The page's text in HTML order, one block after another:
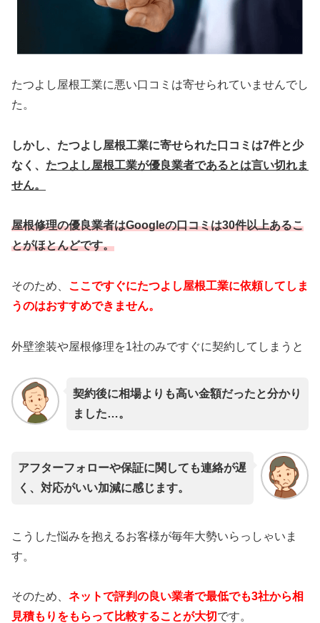
たつよし屋根工業に悪い口コミは寄せられていませんでし
た。
しかし、たつよし屋根工業に寄せられた口コミは7件と少
なく、 たつよし屋根工業が優良業者であるとは言い切れま
せん。
屋根修理の優良業者はGoogleの口コミは30件以上あるこ
とがほとんどです。
そのため、 ここですぐにたつよし屋根工業に依頼してしま
うのはおすすめできません。
外壁塗装や屋根修理を1社のみですぐに契約してしまうと
契約後に相場よりも高い金額だったと分かり
ました…。
アフターフォローや保証に関しても連絡が遅
く、対応がいい加減に感じます。
こうした悩みを抱えるお客様が毎年大勢いらっしゃいま
す。
そのため、 ネットで評判の良い業者で最低でも3社から相
見積もりをもらって比較することが大切です。